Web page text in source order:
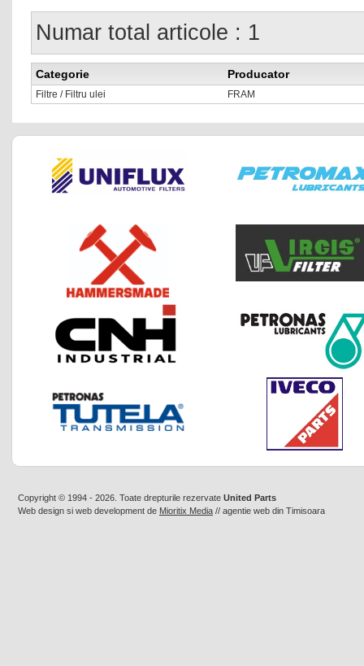
Numar total articole : 1
Categorie Producator
Filtre / Filtru ulei FRAM
Copyright © 1994 - 2026. Toate drepturile rezervate United Parts
Web design si web development de Mioritix Media // agentie web din Timisoara